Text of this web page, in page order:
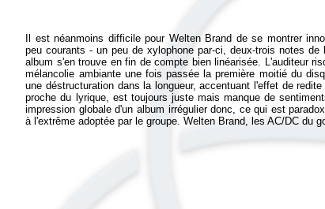
Il est néanmoins difficile pour Welten Brand de se montrer
peu courants - un peu de xylophone par-ci, deux-trois notes
album s'en trouve en fin de compte bien linéarisée. L'auditeur
mélancolie ambiante une fois passée la première moitié du
une déstructuration dans la longueur, accentuant l'effet de
proche du lyrique, est toujours juste mais manque de
impression globale d'un album irrégulier donc, ce qui est
à l'extrême adoptée par le groupe. Welten Brand, les AC/DC du